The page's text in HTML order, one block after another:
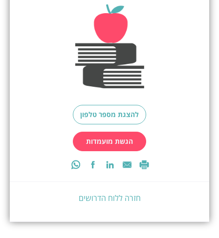
להצגת מספר טלפון
הגשת מועמדות
חזרה ללוח הדרושים